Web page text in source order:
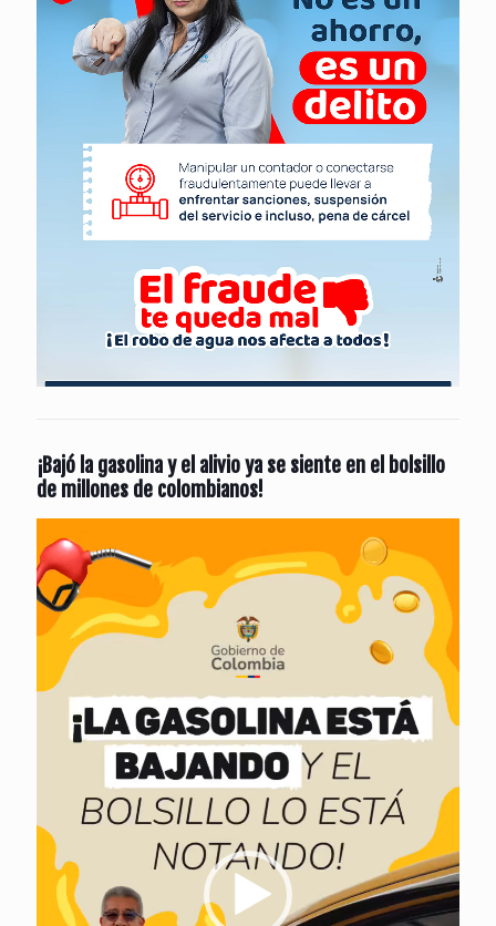
¡Bajó la gasolina y el alivio ya se siente en el bolsillo
de millones de colombianos!
de
vídeo